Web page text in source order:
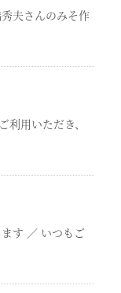
夫さんのみそ作
利用いただき、
す ／ いつもご